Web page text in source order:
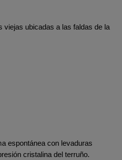
viejas ubicadas a las faldas de la
espontánea con levaduras
cristalina del terruño.